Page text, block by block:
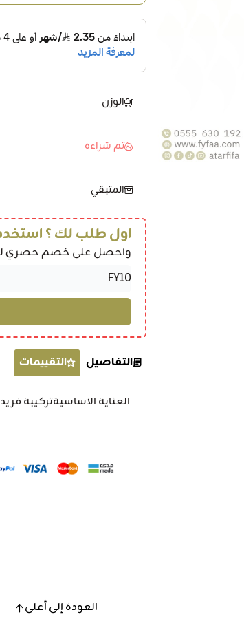
الوزن
تم شراءه
المتبقي
اول طلب لك ؟
واحصل على خصم حصري
التفاصيل التقييمات
العناية الاساسيةتركيبة
العودة إلى أعلى